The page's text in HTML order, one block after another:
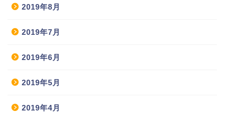
2019年8月
2019年7月
2019年6月
2019年5月
2019年4月